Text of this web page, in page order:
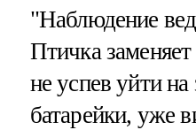
"Наблюдение
Птичка
не успев уйти на
батарейки, уже